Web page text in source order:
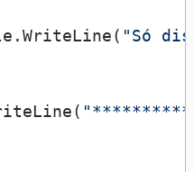
"Só